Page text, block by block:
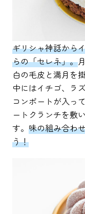
ギリシャ神話から
らの「セレネ」。
白の毛皮と満月を
中にはイチゴ、ラ
コンポートが入っ
ートクランチを敷
す。 味の組み合わ
う！